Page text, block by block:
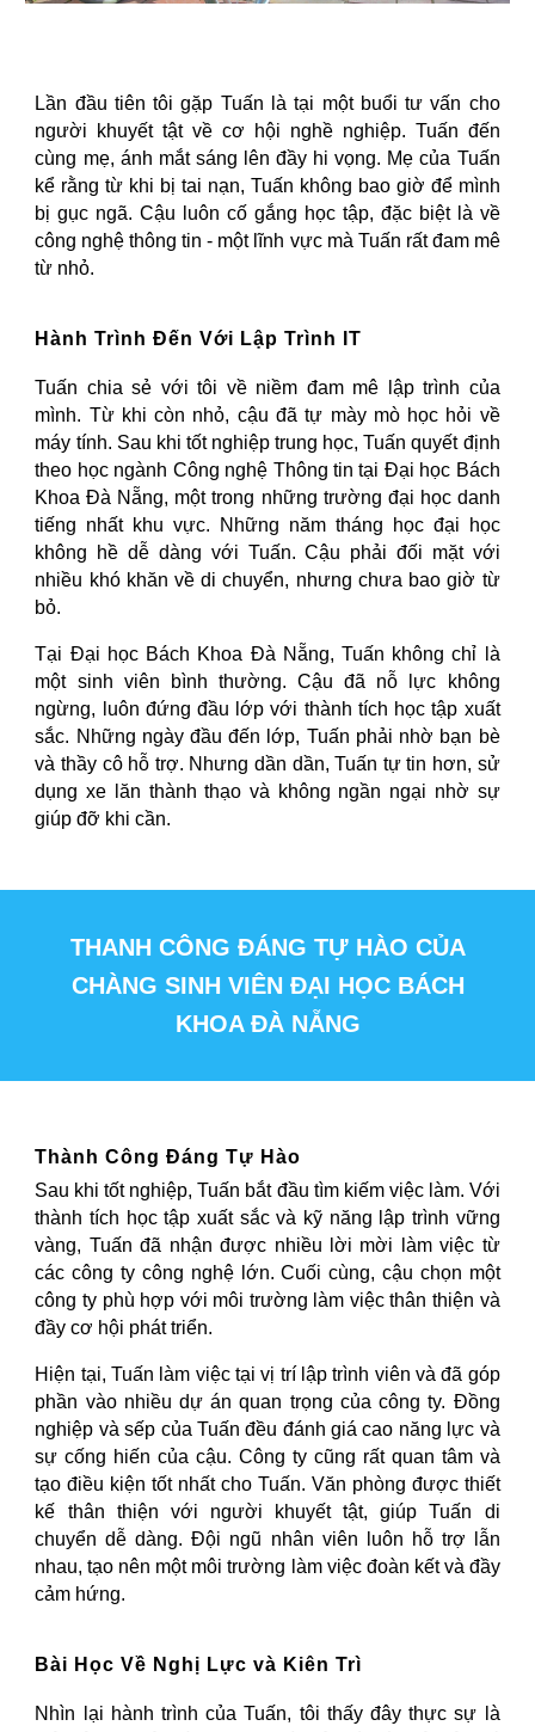
Lần đầu tiên tôi gặp Tuấn là tại một buổi tư vấn cho
người khuyết tật về cơ hội nghề nghiệp. Tuấn đến
cùng mẹ, ánh mắt sáng lên đầy hi vọng. Mẹ của Tuấn
kể rằng từ khi bị tai nạn, Tuấn không bao giờ để mình
bị gục ngã. Cậu luôn cố gắng học tập, đặc biệt là về
công nghệ thông tin - một lĩnh vực mà Tuấn rất đam mê
từ nhỏ.
Hành Trình Đến Với Lập Trình IT
Tuấn chia sẻ với tôi về niềm đam mê lập trình của
mình. Từ khi còn nhỏ, cậu đã tự mày mò học hỏi về
máy tính. Sau khi tốt nghiệp trung học, Tuấn quyết định
theo học ngành Công nghệ Thông tin tại Đại học Bách
Khoa Đà Nẵng, một trong những trường đại học danh
tiếng nhất khu vực. Những năm tháng học đại học
không hề dễ dàng với Tuấn. Cậu phải đối mặt với
nhiều khó khăn về di chuyển, nhưng chưa bao giờ từ
bỏ.
Tại Đại học Bách Khoa Đà Nẵng, Tuấn không chỉ là
một sinh viên bình thường. Cậu đã nỗ lực không
ngừng, luôn đứng đầu lớp với thành tích học tập xuất
sắc. Những ngày đầu đến lớp, Tuấn phải nhờ bạn bè
và thầy cô hỗ trợ. Nhưng dần dần, Tuấn tự tin hơn, sử
dụng xe lăn thành thạo và không ngần ngại nhờ sự
giúp đỡ khi cần.
THANH CÔNG ĐÁNG TỰ HÀO CỦA
CHÀNG SINH VIÊN ĐẠI HỌC BÁCH
KHOA ĐÀ NẴNG
Thành Công Đáng Tự Hào
Sau khi tốt nghiệp, Tuấn bắt đầu tìm kiếm việc làm. Với
thành tích học tập xuất sắc và kỹ năng lập trình vững
vàng, Tuấn đã nhận được nhiều lời mời làm việc từ
các công ty công nghệ lớn. Cuối cùng, cậu chọn một
công ty phù hợp với môi trường làm việc thân thiện và
đầy cơ hội phát triển.
Hiện tại, Tuấn làm việc tại vị trí lập trình viên và đã góp
phần vào nhiều dự án quan trọng của công ty. Đồng
nghiệp và sếp của Tuấn đều đánh giá cao năng lực và
sự cống hiến của cậu. Công ty cũng rất quan tâm và
tạo điều kiện tốt nhất cho Tuấn. Văn phòng được thiết
kế thân thiện với người khuyết tật, giúp Tuấn di
chuyển dễ dàng. Đội ngũ nhân viên luôn hỗ trợ lẫn
nhau, tạo nên một môi trường làm việc đoàn kết và đầy
cảm hứng.
Bài Học Về Nghị Lực và Kiên Trì
Nhìn lại hành trình của Tuấn, tôi thấy đây thực sự là